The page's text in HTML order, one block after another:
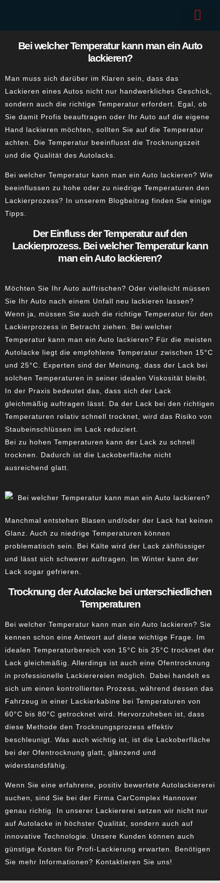
Bei welcher Temperatur kann man ein Auto
lackieren?
Man muss sich darüber im Klaren sein, dass das
Lackieren eines Autos nicht nur handwerkliches Geschick,
sondern auch die richtige Temperatur erfordert. Egal, ob
Sie damit Profis beauftragen oder Ihr Auto auf die eigene
Hand lackieren möchten, sollten Sie auf die Temperatur
achten. Die Temperatur beeinflusst die Trocknungszeit
und die Qualität des Autolacks.
Bei welcher Temperatur kann man ein Auto lackieren? Wie
beeinflussen zu hohe oder zu niedrige Temperaturen den
Lackierprozess? In unserem Blogbeitrag finden Sie einige
Tipps.
Der Einfluss der Temperatur auf den
Lackierprozess. Bei welcher Temperatur kann
man ein Auto lackieren?
Möchten Sie Ihr Auto auffrischen? Oder vielleicht müssen
Sie Ihr Auto nach einem Unfall neu lackieren lassen?
Wenn ja, müssen Sie auch die richtige Temperatur für den
Lackierprozess in Betracht ziehen. Bei welcher
Temperatur kann man ein Auto lackieren? Für die meisten
Autolacke liegt die empfohlene Temperatur zwischen 15°C
und 25°C. Experten sind der Meinung, dass der Lack bei
solchen Temperaturen in seiner idealen Viskosität bleibt.
In der Praxis bedeutet das, dass sich der Lack
gleichmäßig auftragen lässt. Da der Lack bei den richtigen
Temperaturen relativ schnell trocknet, wird das Risiko von
Staubeinschlüssen im Lack reduziert.
Bei zu hohen Temperaturen kann der Lack zu schnell
trocknen. Dadurch ist die Lackoberfläche nicht
ausreichend glatt.
Manchmal entstehen Blasen und/oder der Lack hat keinen
Glanz. Auch zu niedrige Temperaturen können
problematisch sein. Bei Kälte wird der Lack zähflüssiger
und lässt sich schwerer auftragen. Im Winter kann der
Lack sogar gefrieren.
Trocknung der Autolacke bei unterschiedlichen
Temperaturen
Bei welcher Temperatur kann man ein Auto lackieren? Sie
kennen schon eine Antwort auf diese wichtige Frage. Im
idealen Temperaturbereich von 15°C bis 25°C trocknet der
Lack gleichmäßig. Allerdings ist auch eine Ofentrocknung
in professionelle Lackierereien möglich. Dabei handelt es
sich um einen kontrollierten Prozess, während dessen das
Fahrzeug in einer Lackierkabine bei Temperaturen von
60°C bis 80°C getrocknet wird. Hervorzuheben ist, dass
diese Methode den Trocknungsprozess effektiv
beschleunigt. Was auch wichtig ist, ist die Lackoberfläche
bei der Ofentrocknung glatt, glänzend und
widerstandsfähig.
Wenn Sie eine erfahrene, positiv bewertete Autolackiererei
suchen, sind Sie bei der Firma CarComplex Hannover
genau richtig. In unserer Lackiererei setzen wir nicht nur
auf Autolacke in höchster Qualität, sondern auch auf
innovative Technologie. Unsere Kunden können auch
günstige Kosten für Profi-Lackierung erwarten. Benötigen
Sie mehr Informationen? Kontaktieren Sie uns!